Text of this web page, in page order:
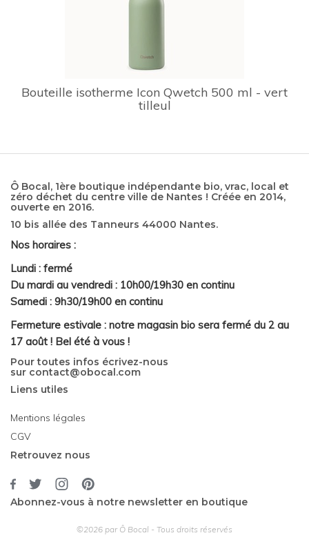
Bouteille isotherme Icon Qwetch 500 ml - vert
tilleul
Ô Bocal, 1ère boutique indépendante bio, vrac, local et
zéro déchet du centre ville de Nantes ! Créée en 2014,
ouverte en 2016.
10 bis allée des Tanneurs 44000 Nantes.
Nos horaires :
Lundi : fermé
Du mardi au vendredi : 10h00/19h30 en continu
Samedi : 9h30/19h00 en continu
Fermeture estivale : notre magasin bio sera fermé du 2 au
17 août ! Bel été à vous !
Pour toutes infos écrivez-nous
sur contact@obocal.com
Liens utiles
Mentions légales
CGV
Retrouvez nous
Abonnez-vous à notre newsletter en boutique
©2026 par Ô Bocal - Tous droits réservés